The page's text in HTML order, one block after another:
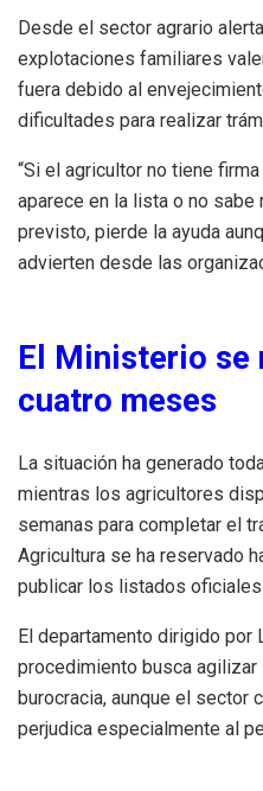
Desde el sector agrario
explotaciones familiares
fuera debido al
dificultades para realizar
“Si el agricultor no tiene
aparece en la lista o no
previsto, pierde la ayuda
advierten desde las
El Ministerio se
cuatro meses
La situación ha generado
mientras los agricultores
semanas para completar el
Agricultura se ha reservado
publicar los listados
El departamento dirigido por
procedimiento busca agilizar
burocracia, aunque el sector
perjudica especialmente al